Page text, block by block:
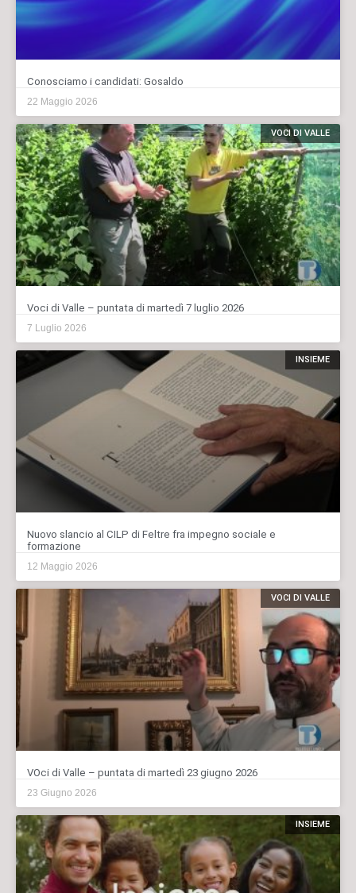
Conosciamo i candidati: Gosaldo
22 Maggio 2026
VOCI DI VALLE
Voci di Valle – puntata di martedì 7 luglio 2026
7 Luglio 2026
INSIEME
Nuovo slancio al CILP di Feltre fra impegno sociale e
formazione
12 Maggio 2026
VOCI DI VALLE
VOci di Valle – puntata di martedì 23 giugno 2026
23 Giugno 2026
INSIEME